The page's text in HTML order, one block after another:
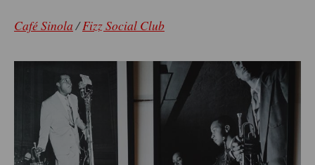
Café Sinola/Fizz Social Club